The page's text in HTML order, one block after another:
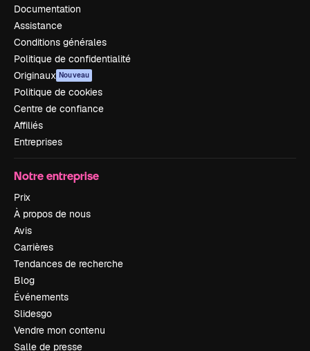
Documentation
Assistance
Conditions générales
Politique de confidentialité
Originaux Nouveau
Politique de cookies
Centre de confiance
Affiliés
Entreprises
Notre entreprise
Prix
À propos de nous
Avis
Carrières
Tendances de recherche
Blog
Événements
Slidesgo
Vendre mon contenu
Salle de presse